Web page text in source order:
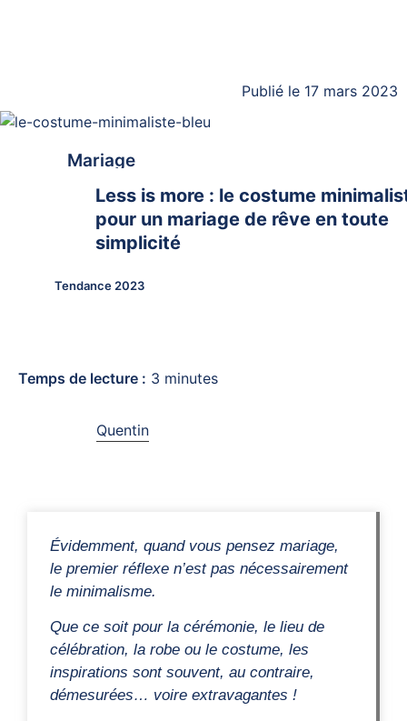
Mariage
Less is more : le costume
pour un mariage de rêve en toute
simplicité
Tendance 2023
Quentin
Temps de lecture : 3 minutes
Publié le 17 mars 2023
Évidemment, quand vous pensez mariage,
le premier réflexe n’est pas nécessairement
le minimalisme.
Que ce soit pour la cérémonie, le lieu de
célébration, la robe ou le costume, les
inspirations sont souvent, au contraire,
démesurées… voire extravagantes !